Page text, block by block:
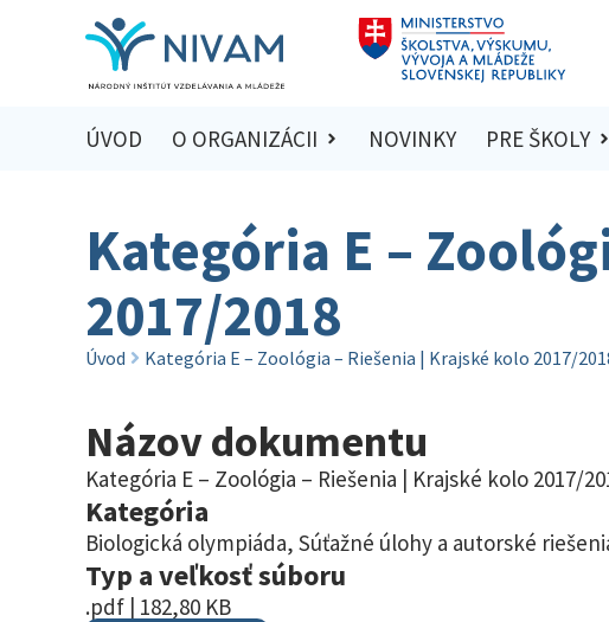
ÚVOD O ORGANIZÁCII NOVINKY PRE ŠKOLY
Kategória E –
2017/2018
Úvod Kategória E – Zoológia – Riešenia | Krajské kolo 2017/
Názov dokumentu
Kategória E – Zoológia – Riešenia | Krajské kolo 2017/
Kategória
Biologická olympiáda, Súťažné úlohy a autorské
Typ a veľkosť súboru
.pdf | 182,80 KB